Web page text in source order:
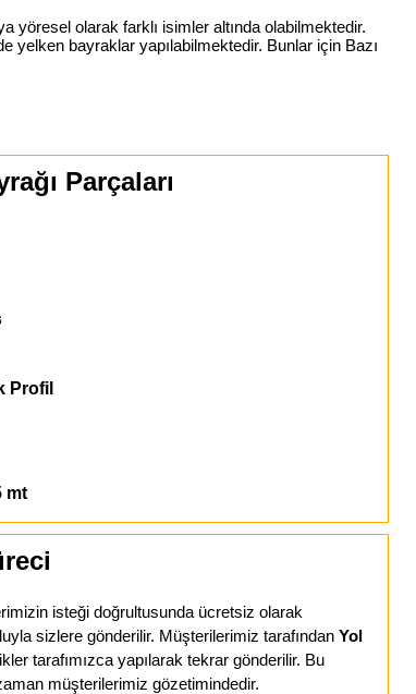
yöresel olarak farklı isimler altında olabilmektedir.
yelken bayraklar yapılabilmektedir. Bunlar için Bazı
Parçaları
Profil
mt
isteği doğrultusunda ücretsiz olarak
sizlere gönderilir. Müşterilerimiz tarafından Yol
tarafımızca yapılarak tekrar gönderilir. Bu
müşterilerimiz gözetimindedir.